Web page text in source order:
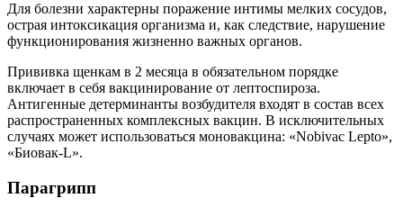
Для болезни характерны поражение интимы мелких сосудов,
острая интоксикация организма и, как следствие, нарушение
функционирования жизненно важных органов.
Прививка щенкам в 2 месяца в обязательном порядке
включает в себя вакцинирование от лептоспироза.
Антигенные детерминанты возбудителя входят в состав всех
распространенных комплексных вакцин. В исключительных
случаях может использоваться моновакцина: «Nobivac Lepto»,
«Биовак-L».
Парагрипп